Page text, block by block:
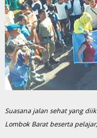
Suasana jalan sehat yang
Lombok Barat beserta